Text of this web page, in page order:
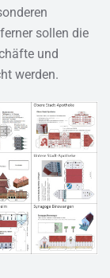
sollen die
und
werden.